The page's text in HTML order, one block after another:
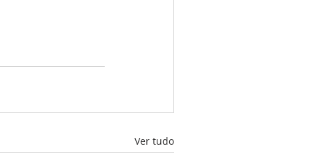
Ver tudo